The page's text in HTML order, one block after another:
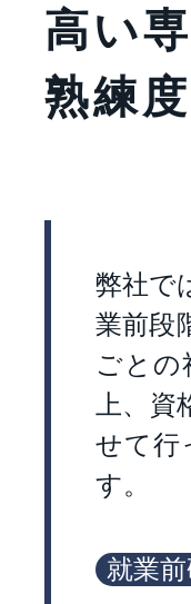
高い
熟練
弊社で
業前段
ごとの
上、
せて行
す。
就業